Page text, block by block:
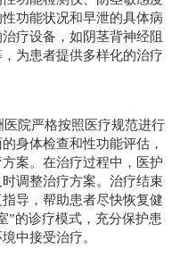
功能状况和早泄的具体病
疗设备，如阴茎背神经阻
为患者提供多样化的治疗
院严格按照医疗规范进行
身体检查和性功能评估，
案。在治疗过程中，医护
调整治疗方案。治疗结束
导，帮助患者尽快恢复健
”的诊疗模式，充分保护患
中接受治疗。